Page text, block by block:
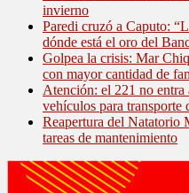
invierno
Paredi cruzó a Caputo:
dónde está el oro del
Golpea la crisis: Mar
con mayor cantidad de
Atención: el 221 no
vehículos para transporte
Reapertura del Natatorio
tareas de mantenimiento